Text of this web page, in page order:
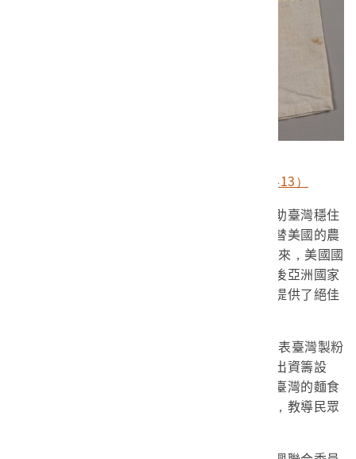
麵粉袋兒童開襠褲（館藏號2010.031.0413）
這些提供給臺灣各項農產品，除了用來幫助臺灣穩住
經濟和促進輕工業外，另外一個目的，當然是替美國的農
產品尋找外銷出口的市場。尤其是1920年代以來，美國國
內的農產品面臨生產過剩的窘境，也由於二戰後亞洲國家
的稻米產量趕不上激增的人口，為小麥的傾銷提供了絕佳
1962年，負責監督美援使用的美援會和代表臺灣製粉
產業界的臺灣區麵粉同業公會簽訂協議，共同出資籌設
「臺灣區麵麥食品推廣執行委員會」，以推動臺灣的麵食
習慣。並在臺中、臺北等地設立麵食推廣中心，教導民眾